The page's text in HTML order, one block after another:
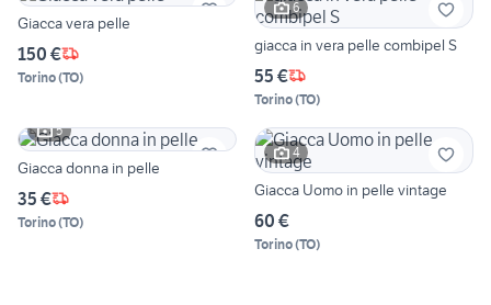
Giacca vera pelle
150 €
Torino(TO)
6
giacca in vera pelle combipel S
55 €
Torino(TO)
5
Giacca donna in pelle
35 €
Torino(TO)
4
Giacca Uomo in pelle vintage
60 €
Torino(TO)